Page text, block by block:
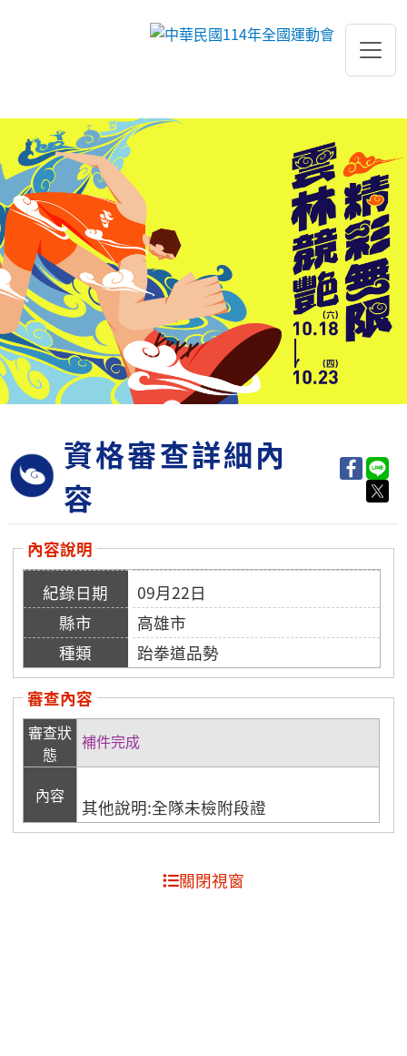
跳到主要內容
資格審查詳細內
容
內容說明
09月22日
高雄市
跆拳道品勢
審查內容
審查狀
態
補件完成
內容
其他說明:全隊未檢附段證
關閉視窗